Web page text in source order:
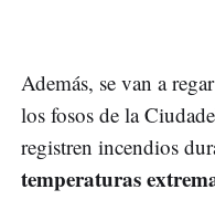
Además, se van a
los fosos de la
registren incendios
temperaturas